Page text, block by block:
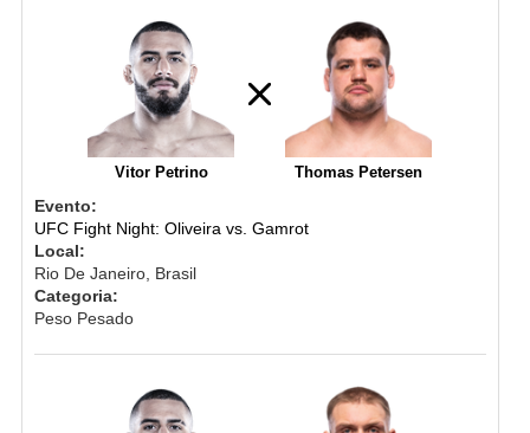
Vitor Petrino Thomas Petersen
Evento:
UFC Fight Night: Oliveira vs. Gamrot
Local:
Rio De Janeiro, Brasil
Categoria:
Peso Pesado